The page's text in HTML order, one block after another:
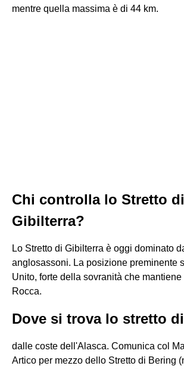
mentre quella massima è di 44 km.
Chi controlla lo Stretto di
Gibilterra?
Lo Stretto di Gibilterra è oggi dominato
anglosassoni. La posizione preminente
Unito, forte della sovranità che
Rocca.
Dove si trova lo stretto
dalle coste dell'Alasca. Comunica col
Artico per mezzo dello Stretto di Bering